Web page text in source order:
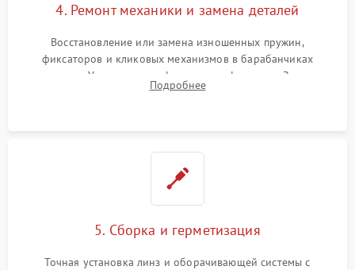
4. Ремонт механики и замена деталей
Восстановление или замена изношенных пружин,
фиксаторов и кликовых механизмов в барабанчиках
поправок. Устранение люфтов в трансфокаторе. Замена
поврежденных линз, разбитой сетки или восстановление
Подробнее
5. Сборка и герметизация
Точная установка линз и оборачивающей системы с